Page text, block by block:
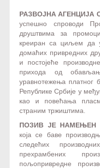
РАЗВОЈНА АГЕНЦИЈА
успешно спроводи
друштвима за
креиран са циљем да
домаћих привредних
и постојеће
прихода од
уравнотежења платног
Републике Србије у
као и повећања
страним тржиштима.
ПОЗИВ ЈЕ НАМЕЊЕН
која се баве
следећих
прехрамбених
пољопривредне